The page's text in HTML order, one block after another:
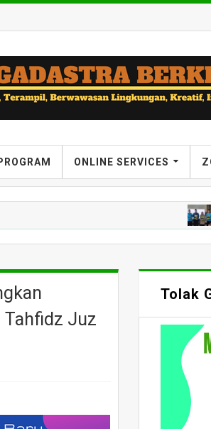
ONLINE SERVICES
Tahfidz Juz
Tolak